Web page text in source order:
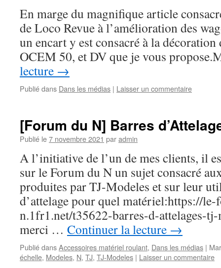
En marge du magnifique article
de Loco Revue à l’amélioration des
un encart y est consacré à la
OCEM 50, et DV que je vous
lecture →
Publié dans Dans les médias | Laisser un commentaire
[Forum du N] Barres
Publié le7 novembre 2021 paradmin
A l’initiative de l’un de mes clients, il
sur le Forum du N un sujet consacré
produites par TJ-Modeles et sur leur
d’attelage pour quel matériel:https://
n.1fr1.net/t35622-barres-d-attelages-
merci … Continuer la lecture →
Publié dansAccessoires matériel roulant, Dans les médias |
échelle, Modeles, N, TJ, TJ-Modeles | Laisser un commentaire